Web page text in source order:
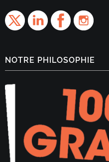
NOTRE PHILOSOPHIE